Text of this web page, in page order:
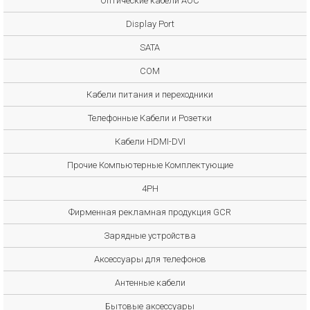
Display Port
SATA
COM
Кабели питания и переходники
Телефонные Кабели и Розетки
Кабели HDMI-DVI
Прочие Компьютерные Комплектующие
4PH
Фирменная рекламная продукция GCR
Зарядные устройства
Аксессуары для телефонов
Антенные кабели
Бытовые аксессуары